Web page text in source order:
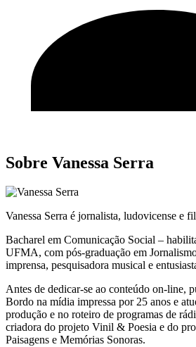
Sobre Vanessa Serra
Vanessa Serra é jornalista, ludovicense e
Bacharel em Comunicação Social –
UFMA, com pós-graduação em
imprensa, pesquisadora musical e
Antes de dedicar-se ao conteúdo on-line,
Bordo na mídia impressa por 25 anos e
produção e no roteiro de programas de
criadora do projeto Vinil & Poesia e do
Paisagens e Memórias Sonoras.